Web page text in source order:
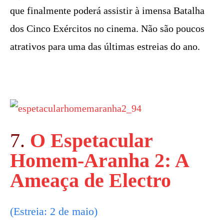
que finalmente poderá assistir à imensa Batalha
dos Cinco Exércitos no cinema. Não são poucos
atrativos para uma das últimas estreias do ano.
7. O Espetacular
Homem-Aranha 2: A
Ameaça de Electro
(Estreia: 2 de maio)